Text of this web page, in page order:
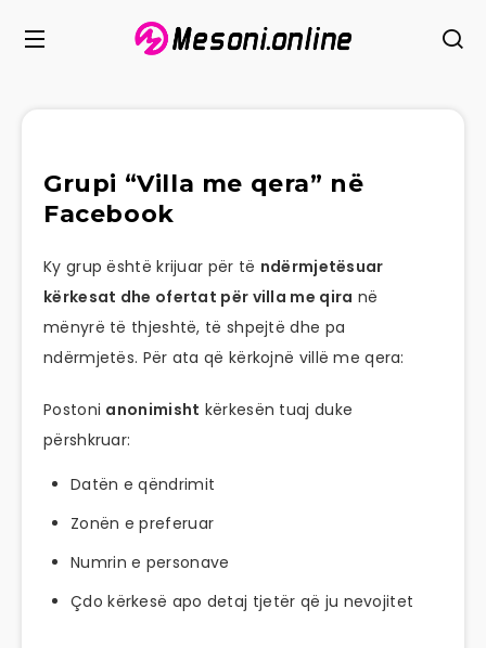
Grupi “Villa me qera” në
Facebook
Ky grup është krijuar për të ndërmjetësuar
kërkesat dhe ofertat për villa me qira në
mënyrë të thjeshtë, të shpejtë dhe pa
ndërmjetës. Për ata që kërkojnë villë me qera:
Postoni anonimisht kërkesën tuaj duke
përshkruar:
Datën e qëndrimit
Zonën e preferuar
Numrin e personave
Çdo kërkesë apo detaj tjetër që ju nevojitet